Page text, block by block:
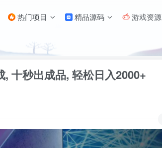
热门项目 精品源码 游戏资源
十秒出成品, 轻松日入2000+